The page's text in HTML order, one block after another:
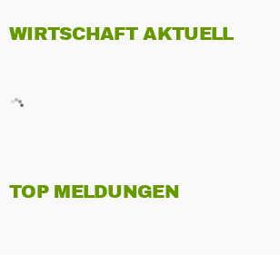
WIRTSCHAFT AKTUELL
TOP MELDUNGEN